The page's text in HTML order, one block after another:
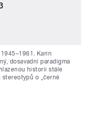
Karin
dosavadní paradigma
historii stále
o „černé